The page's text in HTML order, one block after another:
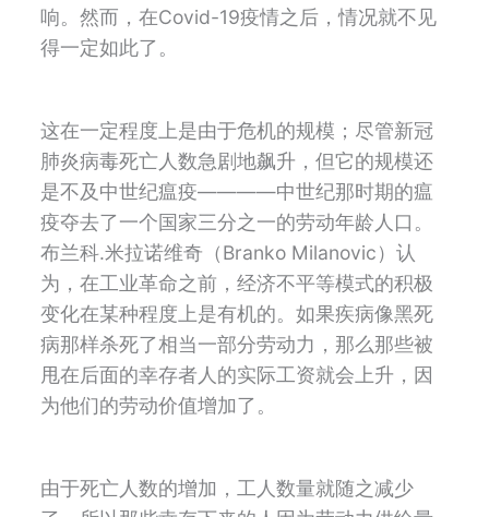
响。然而，在Covid-19疫情之后，情况就不见
得一定如此了。
这在一定程度上是由于危机的规模；尽管新冠
肺炎病毒死亡人数急剧地飙升，但它的规模还
是不及中世纪瘟疫————中世纪那时期的瘟
疫夺去了一个国家三分之一的劳动年龄人口。
布兰科.米拉诺维奇（Branko Milanovic）认
为，在工业革命之前，经济不平等模式的积极
变化在某种程度上是有机的。如果疾病像黑死
病那样杀死了相当一部分劳动力，那么那些被
甩在后面的幸存者人的实际工资就会上升，因
为他们的劳动价值增加了。
由于死亡人数的增加，工人数量就随之减少